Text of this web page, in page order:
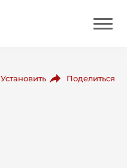
Установить Поделиться